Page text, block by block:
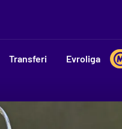
Transferi Evroliga